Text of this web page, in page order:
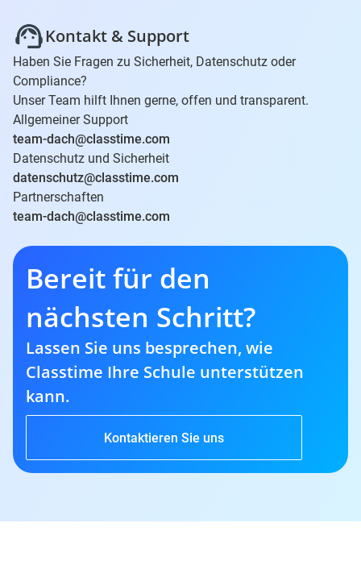
rasche Wiederherstellung sicher.
datenschutz@classtime.com
• Partnerschaften: team-dach@classtime.com
Wir sind bestrebt, alle Anfragen zeitnah und
transparent zu beantworten.
Kontakt & Support
Haben Sie Fragen zu Sicherheit, Datenschutz oder
Compliance?
Unser Team hilft Ihnen gerne, offen und transparent.
Allgemeiner Support
team-dach@classtime.com
Datenschutz und Sicherheit
datenschutz@classtime.com
Partnerschaften
team-dach@classtime.com
Bereit für den
nächsten Schritt?
Lassen Sie uns besprechen, wie
Classtime Ihre Schule unterstützen
kann.
Kontaktieren Sie uns